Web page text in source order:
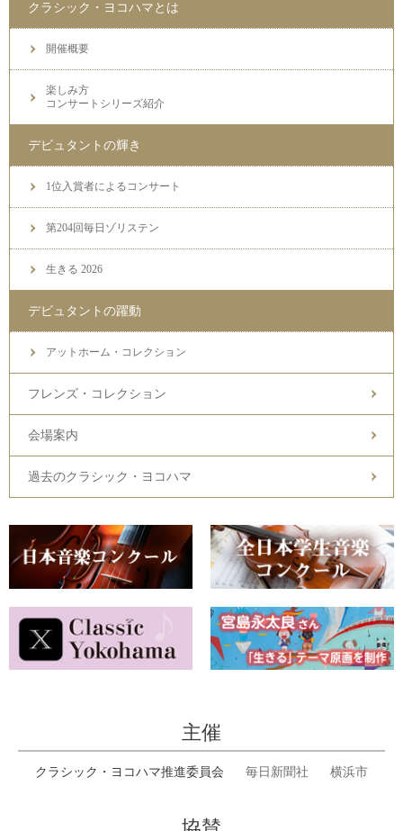
クラシック・ヨコハマとは
開催概要
楽しみ方
コンサートシリーズ紹介
デビュタントの輝き
1位入賞者によるコンサート
第204回毎日ゾリステン
生きる 2026
デビュタントの躍動
アットホーム・コレクション
フレンズ・コレクション
会場案内
過去のクラシック・ヨコハマ
主催
クラシック・ヨコハマ推進委員会 毎日新聞社 横浜市